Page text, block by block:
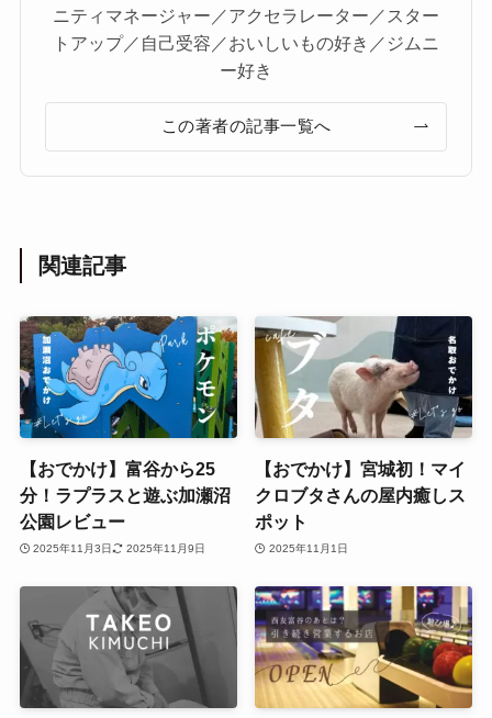
ニティマネージャー／アクセラレーター／スター
トアップ／自己受容／おいしいもの好き／ジムニ
ー好き
この著者の記事一覧へ
関連記事
【おでかけ】富谷から25
分！ラプラスと遊ぶ加瀬沼
公園レビュー
2025年11月3日 2025年11月9日
【おでかけ】宮城初！マイ
クロブタさんの屋内癒しス
ポット
2025年11月1日